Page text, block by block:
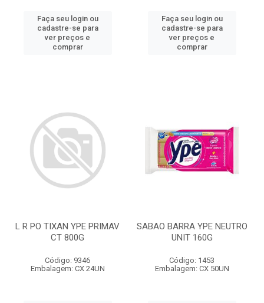
Faça seu login ou
cadastre-se para
ver preços e
comprar
Faça seu login ou
cadastre-se para
ver preços e
comprar
L R PO TIXAN YPE PRIMAV
CT 800G
Código: 9346
Embalagem: CX 24UN
SABAO BARRA YPE NEUTRO
UNIT 160G
Código: 1453
Embalagem: CX 50UN